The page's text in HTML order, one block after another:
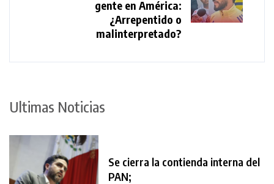
gente en América:
¿Arrepentido o
malinterpretado?
Ultimas Noticias
Se cierra la contienda interna del
PAN;